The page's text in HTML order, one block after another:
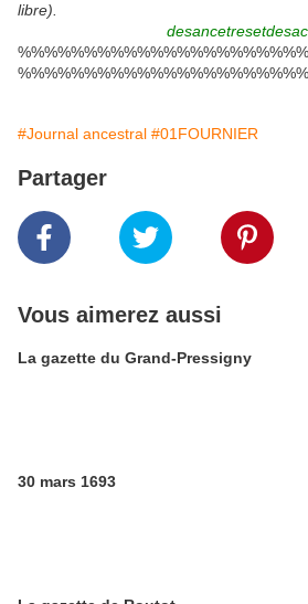
libre).
#Journal ancestral #01FOURNIER
Partager
Vous aimerez aussi
La gazette du Grand-Pressigny
30 mars 1693